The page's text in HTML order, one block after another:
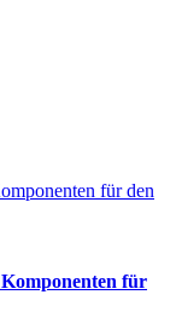
für den
für